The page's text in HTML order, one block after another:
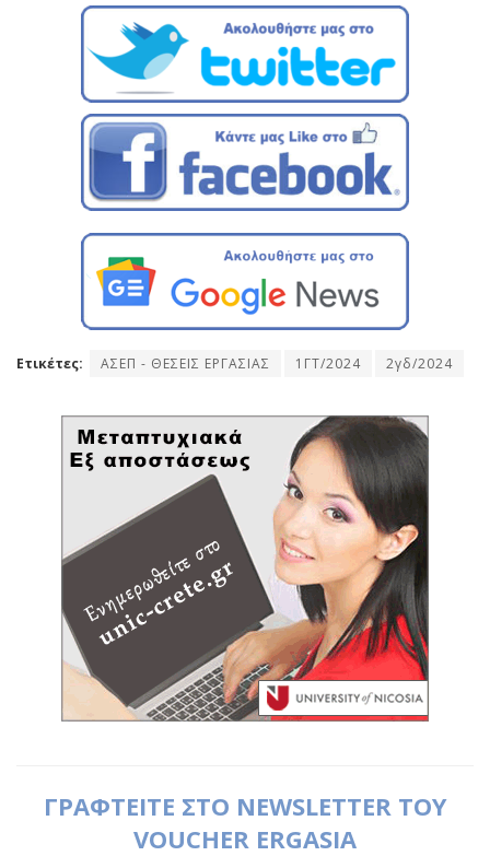
Ετικέτες: ΑΣΕΠ - ΘΕΣΕΙΣ ΕΡΓΑΣΙΑΣ 1ΓΤ/2024 2γδ/2024
ΓΡΑΦΤΕΙΤΕ ΣΤΟ NEWSLETTER ΤΟΥ
VOUCHER ERGASIA